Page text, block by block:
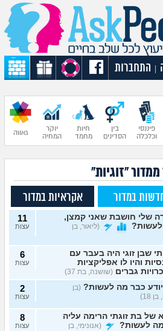
התחברות
פיננסי
וכלכלה
בין
הסדינים
חיות
מחמד
יוקר
המחיה
גאווה
ממדור "זוגיות"
במדור אקראיות במדור
שלי חושבת שאני קמצן,
(ליאור, בן
11
עצות
שבן זוגי היה בעבר עם
והיו לו אפליקציות
גברים (שושנה, בת 37)
6
עצות
כבר מה לעשות? (בן
18)
2
עצות
של בת זוגתי הרימה עליה
מה לעשות?
(אנונימי, בן
8
עצות